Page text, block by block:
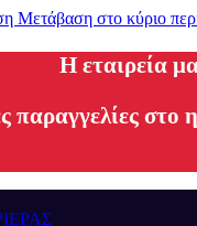
Μετάβαση στο κύριο
H εταιρεία
παραγγελίες στο